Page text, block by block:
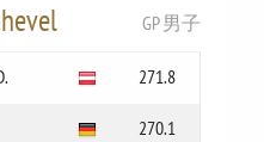
GP 男子
271.8
270.1